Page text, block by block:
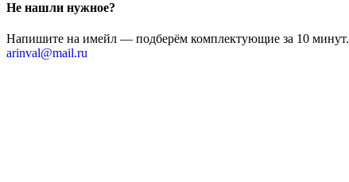
Не нашли нужное?
Напишите на имейл — подберём комплектующие за 10 минут.
arinval@mail.ru